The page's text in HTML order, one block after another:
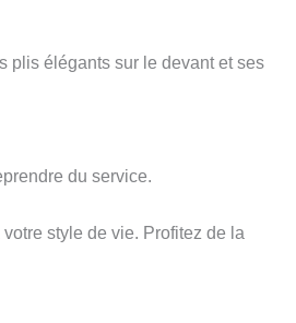
plis élégants sur le devant et ses
du service.
style de vie. Profitez de la